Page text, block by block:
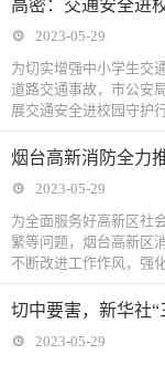
高密：交通安全进
2023-05-29
为切实增强中小学生交
道路交通事故，市公安
展交通安全进校园守护
烟台高新消防全力
2023-05-29
为全面服务好高新区社
繁等问题，烟台高新区
不断改进工作作风，强
切中要害，新华社
2023-05-29